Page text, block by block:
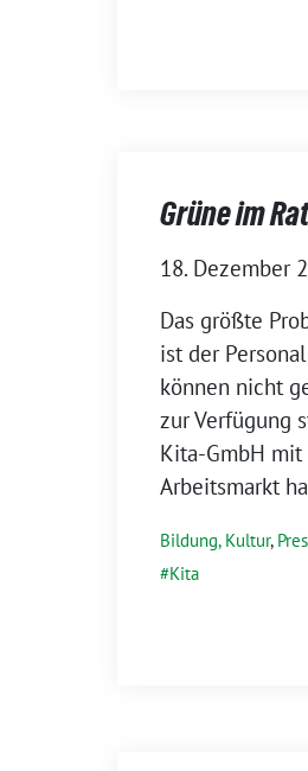
Grüne im
18. Dezember
Das größte
ist der
können nicht
zur Verfügung
Kita-GmbH
Arbeitsmarkt
Bildung, Kultur,
Kita